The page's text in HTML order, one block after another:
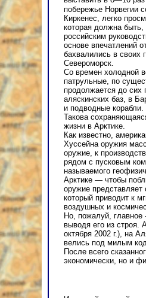
побережье Норвегии
Киркенес, легко
которая должна
российским
основе впечатлений
бахвалились в своих
Североморск.
Со времен холодной
патрульные, по
продолжается до сих
аляскинских баз, в
и подводные корабли.
Такова
жизни в Арктике.
Как известно,
Хуссейна оружия
оружие, к
рядом с пусковым
называемого
Арктике — чтобы
оружие
который приводит к
воздушных и
Но, пожалуй, главное
выводя его из строя.
октября 2002 г.), на
велись под милым
После всего
экономически, но и